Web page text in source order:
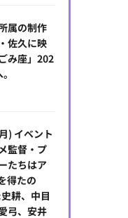
属の制作
佐久に映
み座」202
) イベント
監督・プ
たちはア
得たの
耕、中目
弓、安井